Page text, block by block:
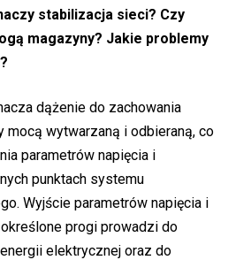
stabilizacja sieci? Czy
magazyny? Jakie problemy
dążenie do zachowania
mocą wytwarzaną i odbieraną, co
parametrów napięcia i
punktach systemu
Wyjście parametrów napięcia i
progi prowadzi do
elektrycznej oraz do